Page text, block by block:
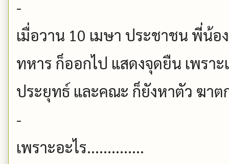
-
เมื่อวาน 10 เมษา ประชาชน พี่น้
ทหาร ก็ออกไป แสดงจุดยืน เพราะ
ประยุทธ์ และคณะ ก็ยังหาตัว ฆาต
-
เพราะอะไร..............